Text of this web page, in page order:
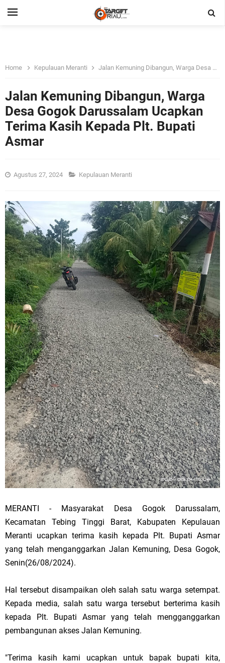
Home Kepulauan Meranti Jalan Kemuning Dibangun, Warga Desa Gogok Darussalam Ucapkan Terima Kasih Kepada Plt. Bupati Asmar
Jalan Kemuning Dibangun, Warga
Desa Gogok Darussalam Ucapkan
Terima Kasih Kepada Plt. Bupati
Asmar
Agustus 27, 2024 Kepulauan Meranti
MERANTI - Masyarakat Desa Gogok Darussalam,
Kecamatan Tebing Tinggi Barat, Kabupaten Kepulauan
Meranti ucapkan terima kasih kepada Plt. Bupati Asmar
yang telah menganggarkan Jalan Kemuning, Desa Gogok,
Senin(26/08/2024).
Hal tersebut disampaikan oleh salah satu warga setempat.
Kepada media, salah satu warga tersebut berterima kasih
kepada Plt. Bupati Asmar yang telah mengganggarkan
pembangunan akses Jalan Kemuning.
"Terima kasih kami ucapkan untuk bapak bupati kita,